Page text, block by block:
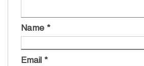
Name *
Email *